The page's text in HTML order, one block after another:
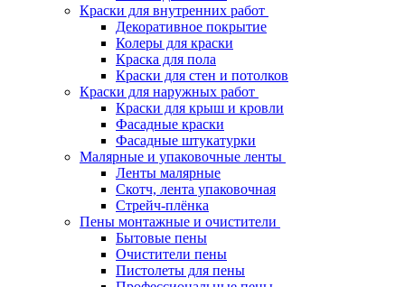
Краски для внутренних работ
Декоративное покрытие
Колеры для краски
Краска для пола
Краски для стен и потолков
Краски для наружных работ
Краски для крыш и кровли
Фасадные краски
Фасадные штукатурки
Малярные и упаковочные ленты
Ленты малярные
Скотч, лента упаковочная
Стрейч-плёнка
Пены монтажные и очистители
Бытовые пены
Очистители пены
Пистолеты для пены